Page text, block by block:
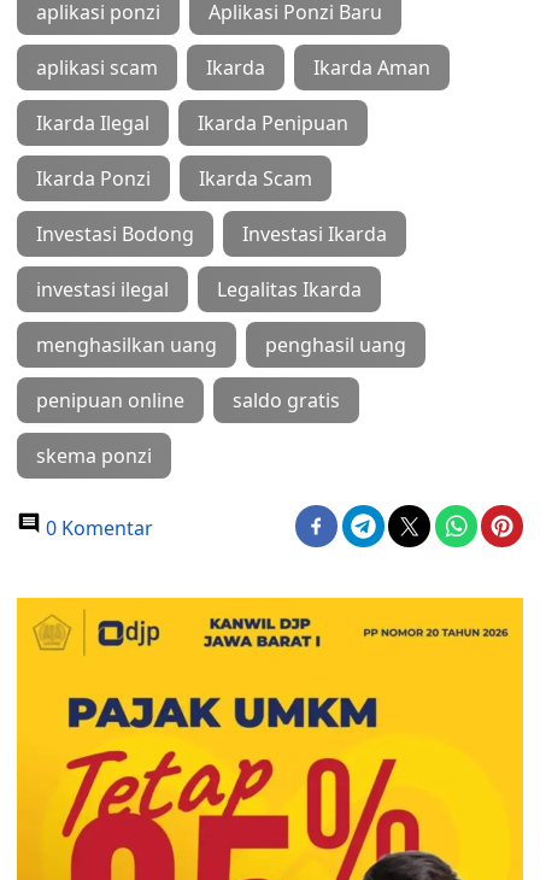
aplikasi ponzi Aplikasi Ponzi Baru
aplikasi scam Ikarda Ikarda Aman
Ikarda Ilegal Ikarda Penipuan
Ikarda Ponzi Ikarda Scam
Investasi Bodong Investasi Ikarda
investasi ilegal Legalitas Ikarda
menghasilkan uang penghasil uang
penipuan online saldo gratis
skema ponzi
0 Komentar